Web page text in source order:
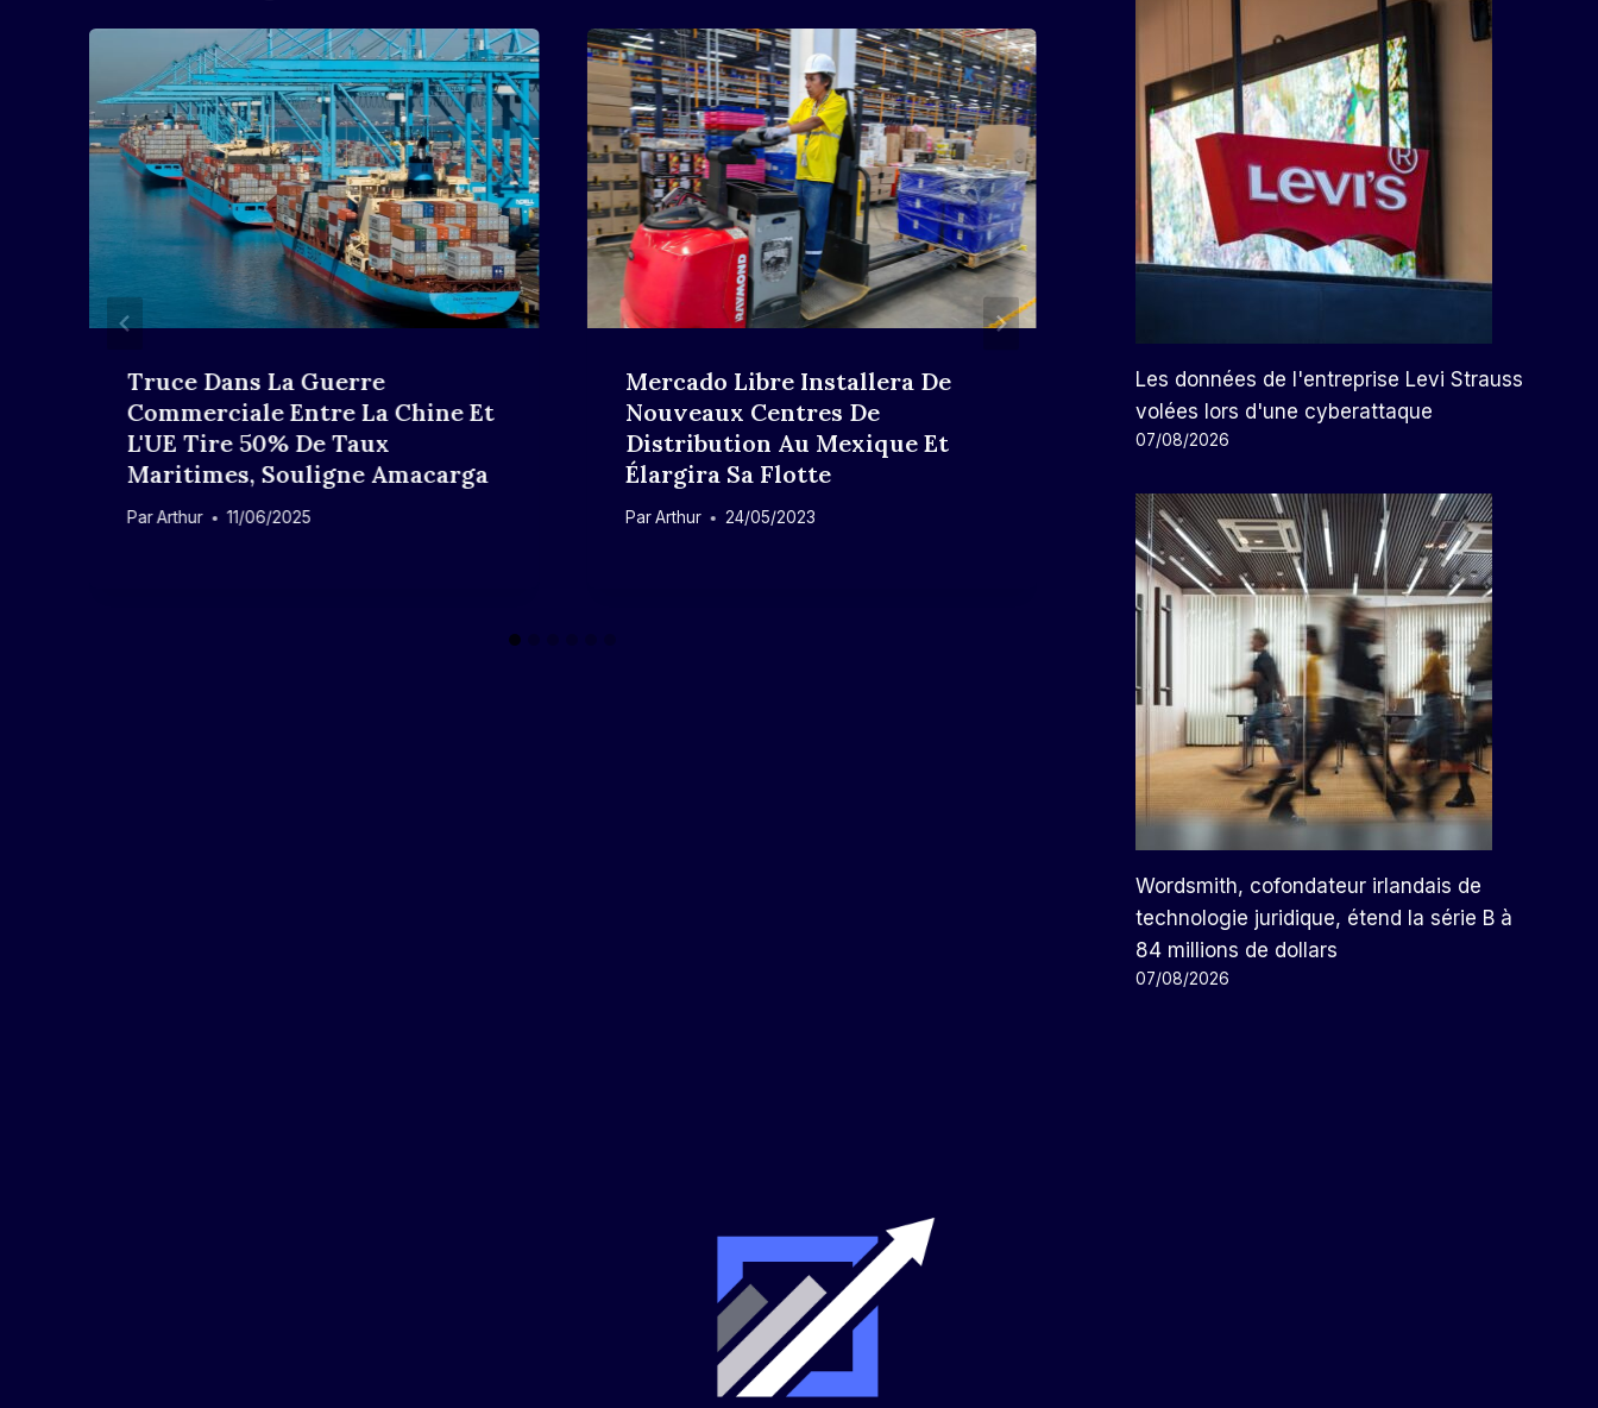
Truce Dans La Guerre
Commerciale Entre La Chine Et
L'UE Tire 50% De Taux
Maritimes, Souligne Amacarga
ParArthur 11/06/2025
Mercado Libre Installera De
Nouveaux Centres De
Distribution Au Mexique Et
Élargira Sa Flotte
Par Arthur 24/05/2023
La Start-Up De Recherche
Scientifique CuspAI Va Lever
400 Millions De Dollars Avec
De Fonds
ParArthur 17/06/2026
Les données de l'entreprise Levi Strauss
volées lors d'une cyberattaque
07/08/2026
Wordsmith, cofondateur irlandais de
technologie juridique, étend la série B à
84 millions de dollars
07/08/2026